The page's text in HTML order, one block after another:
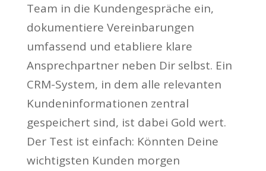
Team in die Kundengespräche ein,
dokumentiere Vereinbarungen
umfassend und etabliere klare
Ansprechpartner neben Dir selbst. Ein
CRM-System, in dem alle relevanten
Kundeninformationen zentral
gespeichert sind, ist dabei Gold wert.
Der Test ist einfach: Könnten Deine
wichtigsten Kunden morgen